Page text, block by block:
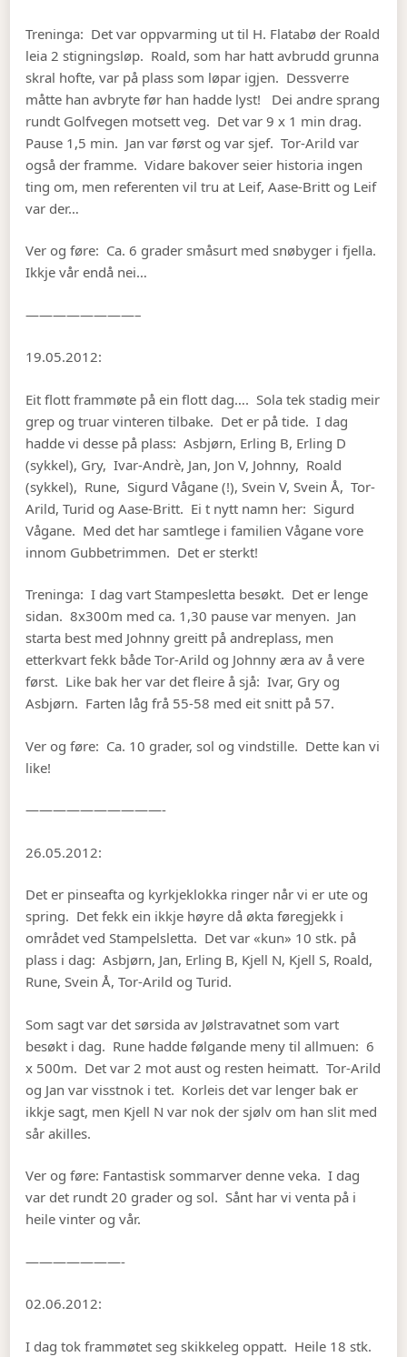
Treninga: Det var oppvarming ut til H. Flatabø der Roald
leia 2 stigningsløp. Roald, som har hatt avbrudd grunna
skral hofte, var på plass som løpar igjen. Dessverre
måtte han avbryte før han hadde lyst! Dei andre sprang
rundt Golfvegen motsett veg. Det var 9 x 1 min drag.
Pause 1,5 min. Jan var først og var sjef. Tor-Arild var
også der framme. Vidare bakover seier historia ingen
ting om, men referenten vil tru at Leif, Aase-Britt og Leif
var der…
Ver og føre: Ca. 6 grader småsurt med snøbyger i fjella.
Ikkje vår endå nei…
————————–
19.05.2012:
Eit flott frammøte på ein flott dag…. Sola tek stadig meir
grep og truar vinteren tilbake. Det er på tide. I dag
hadde vi desse på plass: Asbjørn, Erling B, Erling D
(sykkel), Gry, Ivar-Andrè, Jan, Jon V, Johnny, Roald
(sykkel), Rune, Sigurd Vågane (!), Svein V, Svein Å, Tor-
Arild, Turid og Aase-Britt. Ei t nytt namn her: Sigurd
Vågane. Med det har samtlege i familien Vågane vore
innom Gubbetrimmen. Det er sterkt!
Treninga: I dag vart Stampesletta besøkt. Det er lenge
sidan. 8x300m med ca. 1,30 pause var menyen. Jan
starta best med Johnny greitt på andreplass, men
etterkvart fekk både Tor-Arild og Johnny æra av å vere
først. Like bak her var det fleire å sjå: Ivar, Gry og
Asbjørn. Farten låg frå 55-58 med eit snitt på 57.
Ver og føre: Ca. 10 grader, sol og vindstille. Dette kan vi
like!
——————————-
26.05.2012:
Det er pinseafta og kyrkjeklokka ringer når vi er ute og
spring. Det fekk ein ikkje høyre då økta føregjekk i
området ved Stampelsletta. Det var «kun» 10 stk. på
plass i dag: Asbjørn, Jan, Erling B, Kjell N, Kjell S, Roald,
Rune, Svein Å, Tor-Arild og Turid.
Som sagt var det sørsida av Jølstravatnet som vart
besøkt i dag. Rune hadde følgande meny til allmuen: 6
x 500m. Det var 2 mot aust og resten heimatt. Tor-Arild
og Jan var visstnok i tet. Korleis det var lenger bak er
ikkje sagt, men Kjell N var nok der sjølv om han slit med
sår akilles.
Ver og føre: Fantastisk sommarver denne veka. I dag
var det rundt 20 grader og sol. Sånt har vi venta på i
heile vinter og vår.
———————-
02.06.2012:
I dag tok frammøtet seg skikkeleg oppatt. Heile 18 stk.